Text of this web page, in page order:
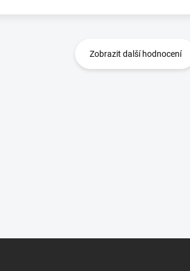
Zobrazit další hodnocení